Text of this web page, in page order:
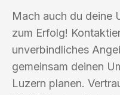
Mach auch du deine
zum Erfolg!
unverbindliches
gemeinsam deinen
Luzern planen.